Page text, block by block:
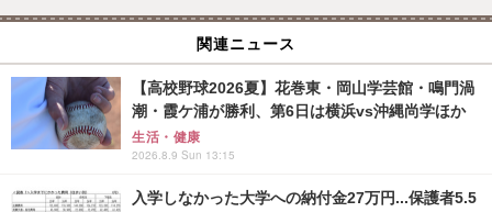
関連ニュース
【高校野球2026夏】花巻東・岡山学芸館・鳴門渦
潮・霞ケ浦が勝利、第6日は横浜vs沖縄尚学ほか
生活・健康
2026.8.9 Sun 13:15
入学しなかった大学への納付金27万円...保護者5.5